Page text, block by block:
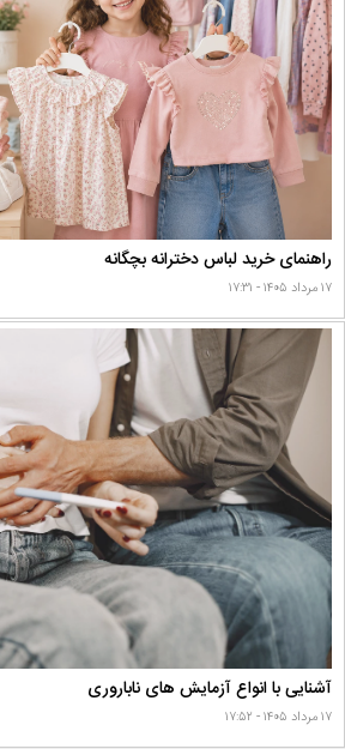
راهنمای خرید لباس دخترانه بچگانه
۱۷ مرداد ۱۴۰۵ - ۱۷:۳۱
آشنایی با انواع آزمایش های ناباروری
۱۷ مرداد ۱۴۰۵ - ۱۷:۵۲